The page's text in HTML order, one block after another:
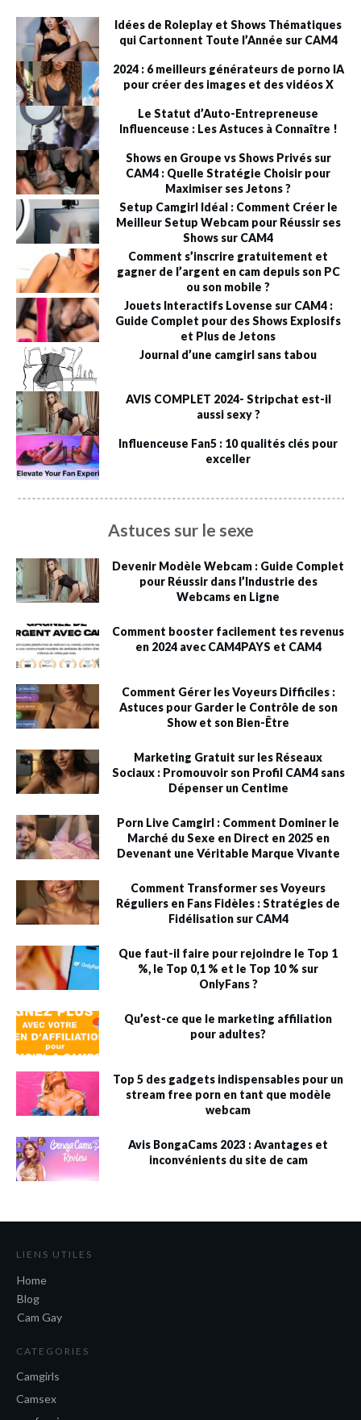
Idées de Roleplay et Shows Thématiques
qui Cartonnent Toute l’Année sur CAM4
2024 : 6 meilleurs générateurs de porno IA
pour créer des images et des vidéos X
Le Statut d’Auto-Entrepreneuse
Influenceuse : Les Astuces à Connaître !
Shows en Groupe vs Shows Privés sur
CAM4 : Quelle Stratégie Choisir pour
Maximiser ses Jetons ?
Setup Camgirl Idéal : Comment Créer le
Meilleur Setup Webcam pour Réussir ses
Shows sur CAM4
Comment s’inscrire gratuitement et
gagner de l’argent en cam depuis son PC
ou son mobile ?
Jouets Interactifs Lovense sur CAM4 :
Guide Complet pour des Shows Explosifs
et Plus de Jetons
Journal d’une camgirl sans tabou
AVIS COMPLET 2024- Stripchat est-il
aussi sexy ?
Influenceuse Fan5 : 10 qualités clés pour
exceller
Astuces sur le sexe
Devenir Modèle Webcam : Guide Complet
pour Réussir dans l’Industrie des
Webcams en Ligne
Comment booster facilement tes revenus
en 2024 avec CAM4PAYS et CAM4
Comment Gérer les Voyeurs Difficiles :
Astuces pour Garder le Contrôle de son
Show et son Bien-Être
Marketing Gratuit sur les Réseaux
Sociaux : Promouvoir son Profil CAM4 sans
Dépenser un Centime
Porn Live Camgirl : Comment Dominer le
Marché du Sexe en Direct en 2025 en
Devenant une Véritable Marque Vivante
Comment Transformer ses Voyeurs
Réguliers en Fans Fidèles : Stratégies de
Fidélisation sur CAM4
Que faut-il faire pour rejoindre le Top 1
%, le Top 0,1 % et le Top 10 % sur
OnlyFans ?
Qu’est-ce que le marketing affiliation
pour adultes?
Top 5 des gadgets indispensables pour un
stream free porn en tant que modèle
webcam
Avis BongaCams 2023 : Avantages et
inconvénients du site de cam
LIENS UTILES
Home
Blog
Cam Gay
CATEGORIES
Camgirls
Camsex